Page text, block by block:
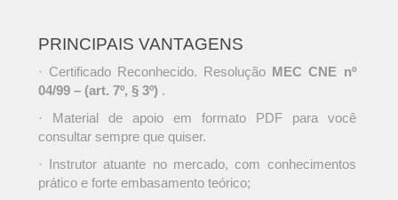
PRINCIPAIS VANTAGENS
· Certificado Reconhecido. Resolução MEC CNE nº
04/99 – (art. 7º, § 3º) .
· Material de apoio em formato PDF para você
consultar sempre que quiser.
· Instrutor atuante no mercado, com conhecimentos
prático e forte embasamento teórico;